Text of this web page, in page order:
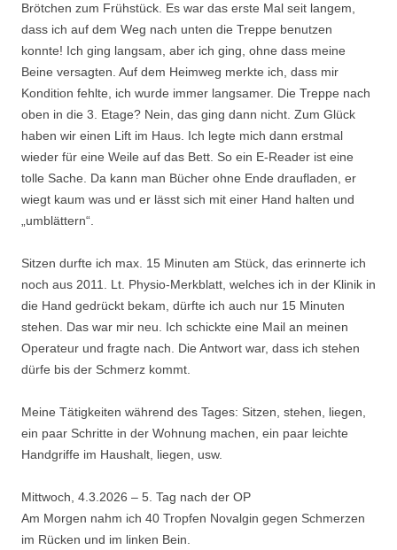
Brötchen zum Frühstück. Es war das erste Mal seit langem,
dass ich auf dem Weg nach unten die Treppe benutzen
konnte! Ich ging langsam, aber ich ging, ohne dass meine
Beine versagten. Auf dem Heimweg merkte ich, dass mir
Kondition fehlte, ich wurde immer langsamer. Die Treppe nach
oben in die 3. Etage? Nein, das ging dann nicht. Zum Glück
haben wir einen Lift im Haus. Ich legte mich dann erstmal
wieder für eine Weile auf das Bett. So ein E-Reader ist eine
tolle Sache. Da kann man Bücher ohne Ende draufladen, er
wiegt kaum was und er lässt sich mit einer Hand halten und
„umblättern“.
Sitzen durfte ich max. 15 Minuten am Stück, das erinnerte ich
noch aus 2011. Lt. Physio-Merkblatt, welches ich in der Klinik in
die Hand gedrückt bekam, dürfte ich auch nur 15 Minuten
stehen. Das war mir neu. Ich schickte eine Mail an meinen
Operateur und fragte nach. Die Antwort war, dass ich stehen
dürfe bis der Schmerz kommt.
Meine Tätigkeiten während des Tages: Sitzen, stehen, liegen,
ein paar Schritte in der Wohnung machen, ein paar leichte
Handgriffe im Haushalt, liegen, usw.
Mittwoch, 4.3.2026 – 5. Tag nach der OP
Am Morgen nahm ich 40 Tropfen Novalgin gegen Schmerzen
im Rücken und im linken Bein.